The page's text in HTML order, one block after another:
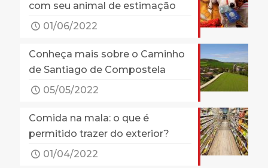
com seu animal de estimação
01/06/2022
Conheça mais sobre o Caminho
de Santiago de Compostela
05/05/2022
Comida na mala: o que é
permitido trazer do exterior?
01/04/2022